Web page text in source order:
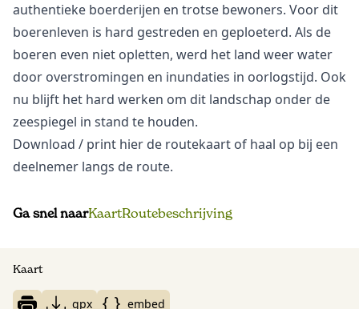
authentieke boerderijen en trotse bewoners. Voor dit
boerenleven is hard gestreden en geploeterd. Als de
boeren even niet opletten, werd het land weer water
door overstromingen en inundaties in oorlogstijd. Ook
nu blijft het hard werken om dit landschap onder de
zeespiegel in stand te houden.
Download / print hier de routekaart of haal op bij een
deelnemer langs de route.
Ga snel naarKaartRoutebeschrijving
Kaart
gpx embed